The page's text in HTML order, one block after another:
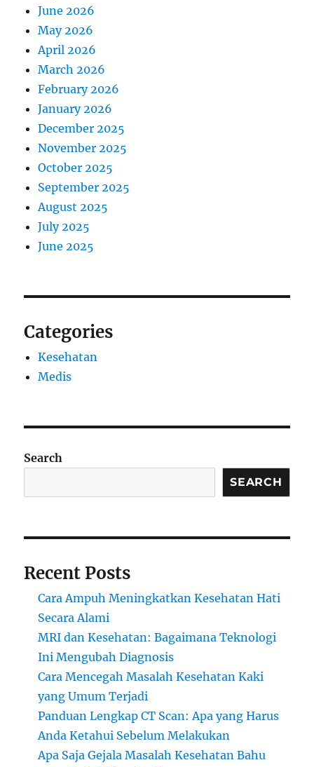
June 2026
May 2026
April 2026
March 2026
February 2026
January 2026
December 2025
November 2025
October 2025
September 2025
August 2025
July 2025
June 2025
Categories
Kesehatan
Medis
Search
SEARCH
Recent Posts
Cara Ampuh Meningkatkan Kesehatan Hati
Secara Alami
MRI dan Kesehatan: Bagaimana Teknologi
Ini Mengubah Diagnosis
Cara Mencegah Masalah Kesehatan Kaki
yang Umum Terjadi
Panduan Lengkap CT Scan: Apa yang Harus
Anda Ketahui Sebelum Melakukan
Apa Saja Gejala Masalah Kesehatan Bahu